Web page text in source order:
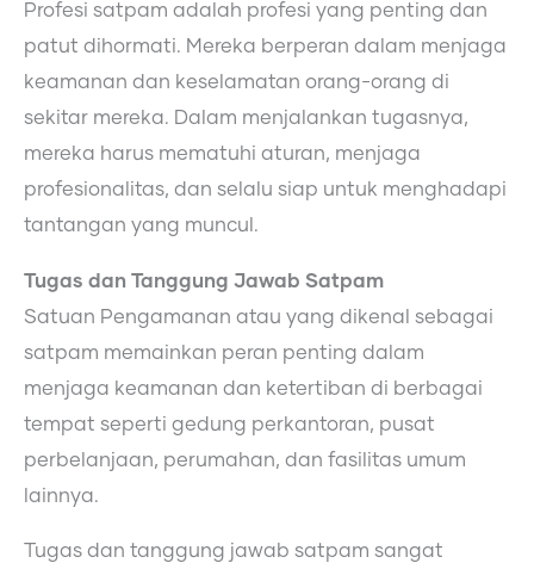
Profesi satpam adalah profesi yang penting dan
patut dihormati. Mereka berperan dalam menjaga
keamanan dan keselamatan orang-orang di
sekitar mereka. Dalam menjalankan tugasnya,
mereka harus mematuhi aturan, menjaga
profesionalitas, dan selalu siap untuk menghadapi
tantangan yang muncul.
Tugas dan Tanggung Jawab Satpam
Satuan Pengamanan atau yang dikenal sebagai
satpam memainkan peran penting dalam
menjaga keamanan dan ketertiban di berbagai
tempat seperti gedung perkantoran, pusat
perbelanjaan, perumahan, dan fasilitas umum
lainnya.
Tugas dan tanggung jawab satpam sangat